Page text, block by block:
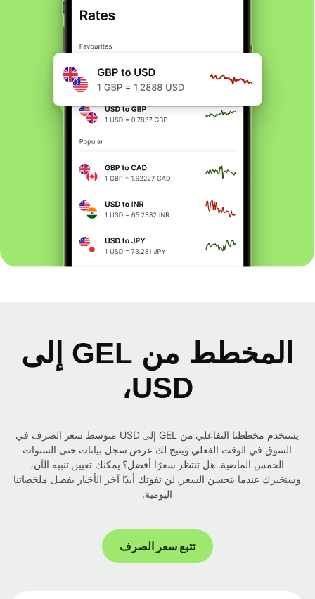
المخطط من GEL إلى
USD،
يستخدم مخططنا التفاعلي من GEL إلى USD متوسط ​​سعر الصرف في
السوق في الوقت الفعلي ويتيح لك عرض سجل بيانات حتى السنوات
الخمس الماضية. هل تنتظر سعرًا أفضل؟ يمكنك تعيين تنبيه الآن،
وسنخبرك عندما يتحسن السعر. لن تفوتك أبدًا آخر الأخبار بفضل ملخصاتنا
اليومية.
تتبع سعر الصرف